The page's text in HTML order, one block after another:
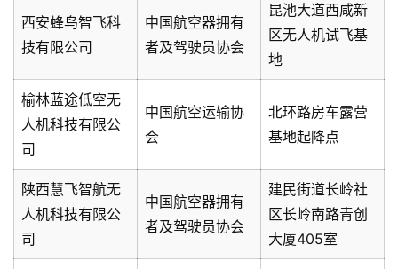
西安蜂鸟智飞科
技有限公司
中国航空器拥有
者及驾驶员协会
昆池大道西咸新
区无人机试飞基
地
榆林蓝途低空无
人机科技有限公
司
中国航空运输协
会
北环路房车露营
基地起降点
陕西慧飞智航无
人机科技有限公
司
中国航空器拥有
者及驾驶员协会
建民街道长岭社
区长岭南路青创
大厦405室